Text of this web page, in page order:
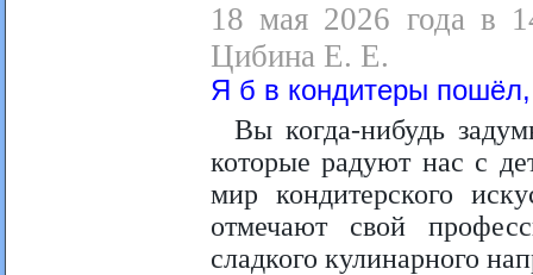
18 мая 2026 года в
Цибина Е. Е.
Я б в кондитеры пошёл,
Вы когда‑нибудь
которые радуют нас с
мир кондитерского
отмечают свой
сладкого кулинарного